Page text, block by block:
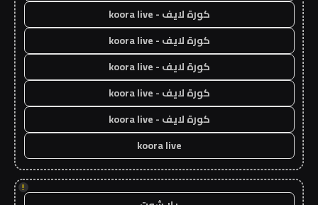
كورة لايف - koora live
كورة لايف - koora live
كورة لايف - koora live
كورة لايف - koora live
كورة لايف - koora live
koora live
!